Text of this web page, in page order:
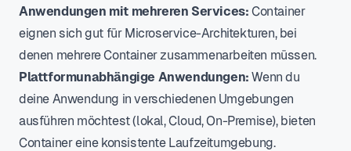
Anwendungen mit mehreren Services: Container
eignen sich gut für Microservice-Architekturen, bei
denen mehrere Container zusammenarbeiten müssen.
Plattformunabhängige Anwendungen: Wenn du
deine Anwendung in verschiedenen Umgebungen
ausführen möchtest (lokal, Cloud, On-Premise), bieten
Container eine konsistente Laufzeitumgebung.